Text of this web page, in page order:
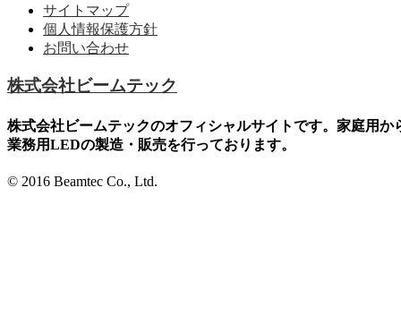
サイトマップ
個人情報保護方針
お問い合わせ
株式会社ビームテック
株式会社ビームテックのオフィシャルサイトです。家庭用か
業務用LEDの製造・販売を行っております。
© 2016 Beamtec Co., Ltd.